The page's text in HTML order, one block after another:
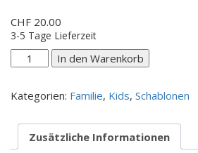
CHF 20.00
3-5 Tage Lieferzeit
Geniesse
deine
Menge
In den Warenkorb
Kategorien: Familie, Kids, Schablonen
Zusätzliche Informationen